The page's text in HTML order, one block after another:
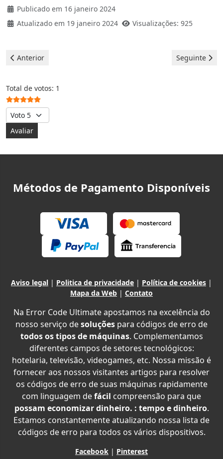
Publicado em 16 janeiro 2024
Atualizado em 19 janeiro 2024
Visualizações: 925
Artigo anterior: Canon Impressoras - erro E5
Anterior Artigo
Seguinte
Votos do utilizador:
Total de votos: 1
Avalie, por favor
Métodos de Pagamento Disponíveis
Aviso legal | Politica de privacidade | Política de cookies |
Mapa da Web | Contato
Na Error Code Ultimate apostamos na excelência do
nosso serviço desoluções para códigos de erro de
todos os tipos de máquinas. Complementamos
diferentes campos de setores tecnológicos:
hotelaria, televisão, videogames, etc. Nossa missão é
fornecer aos nossos visitantes artigos para resolver
os códigos de erro de suas máquinas rapidamente
com linguagem defácil compreensão para que
possam economizar dinheiro. : tempo e dinheiro.
Estamos constantemente atualizando nossa lista de
códigos de erro para todos os vários dispositivos.
Facebook | Pinterest